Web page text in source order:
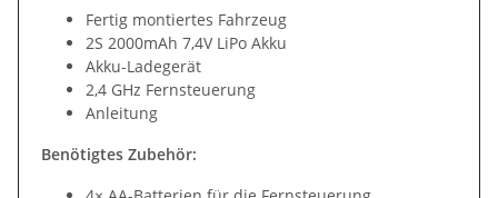
Fertig montiertes Fahrzeug
2S 2000mAh 7,4V LiPo Akku
Akku-Ladegerät
2,4 GHz Fernsteuerung
Anleitung
Benötigtes Zubehör: